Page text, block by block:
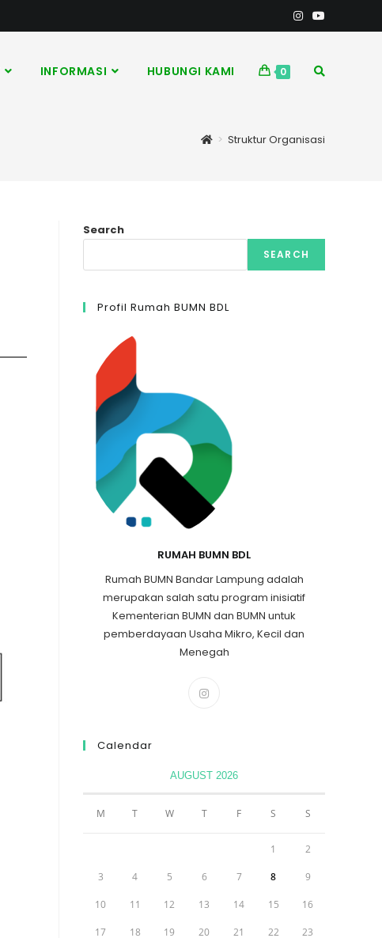
INFORMASI HUBUNGI KAMI 0
> Struktur Organisasi
Search
SEARCH
Profil Rumah BUMN BDL
RUMAH BUMN BDL
Rumah BUMN Bandar Lampung adalah
merupakan salah satu program inisiatif
Kementerian BUMN dan BUMN untuk
pemberdayaan Usaha Mikro, Kecil dan
Menegah
Calendar
AUGUST 2026
M T W T F S S
1 2
3 4 5 6 7 8 9
10 11 12 13 14 15 16
17 18 19 20 21 22 23